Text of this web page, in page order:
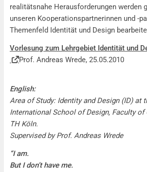
realitätsnahe Herausforderungen werden
unseren Kooperationspartnerinnen und -
Themenfeld Identität und Design
Vorlesung zum Lehrgebiet Identität und
Prof. Andreas Wrede, 25.05.2010
English:
Area of Study: Identity and Design (ID) at
International School of Design, Faculty
TH Köln.
Supervised by Prof. Andreas Wrede
“I am.
But I don’t have me.